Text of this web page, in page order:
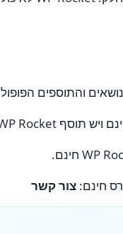
חינם: צור קשר